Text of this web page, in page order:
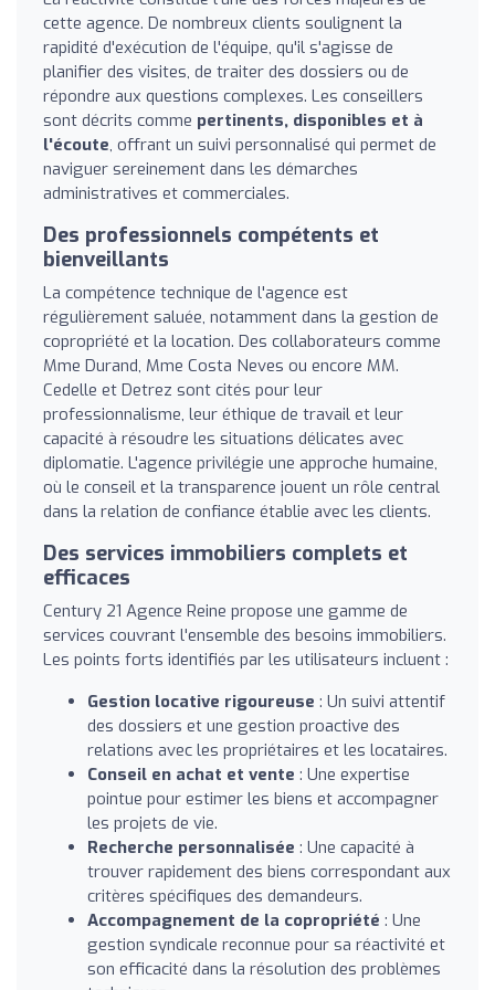
cette agence. De nombreux clients soulignent la
rapidité d'exécution de l'équipe, qu'il s'agisse de
planifier des visites, de traiter des dossiers ou de
répondre aux questions complexes. Les conseillers
sont décrits comme pertinents, disponibles et à
l'écoute, offrant un suivi personnalisé qui permet de
naviguer sereinement dans les démarches
administratives et commerciales.
Des professionnels compétents et
bienveillants
La compétence technique de l'agence est
régulièrement saluée, notamment dans la gestion de
copropriété et la location. Des collaborateurs comme
Mme Durand, Mme Costa Neves ou encore MM.
Cedelle et Detrez sont cités pour leur
professionnalisme, leur éthique de travail et leur
capacité à résoudre les situations délicates avec
diplomatie. L'agence privilégie une approche humaine,
où le conseil et la transparence jouent un rôle central
dans la relation de confiance établie avec les clients.
Des services immobiliers complets et
efficaces
Century 21 Agence Reine propose une gamme de
services couvrant l'ensemble des besoins immobiliers.
Les points forts identifiés par les utilisateurs incluent :
Gestion locative rigoureuse : Un suivi attentif
des dossiers et une gestion proactive des
relations avec les propriétaires et les locataires.
Conseil en achat et vente : Une expertise
pointue pour estimer les biens et accompagner
les projets de vie.
Recherche personnalisée : Une capacité à
trouver rapidement des biens correspondant aux
critères spécifiques des demandeurs.
Accompagnement de la copropriété : Une
gestion syndicale reconnue pour sa réactivité et
son efficacité dans la résolution des problèmes